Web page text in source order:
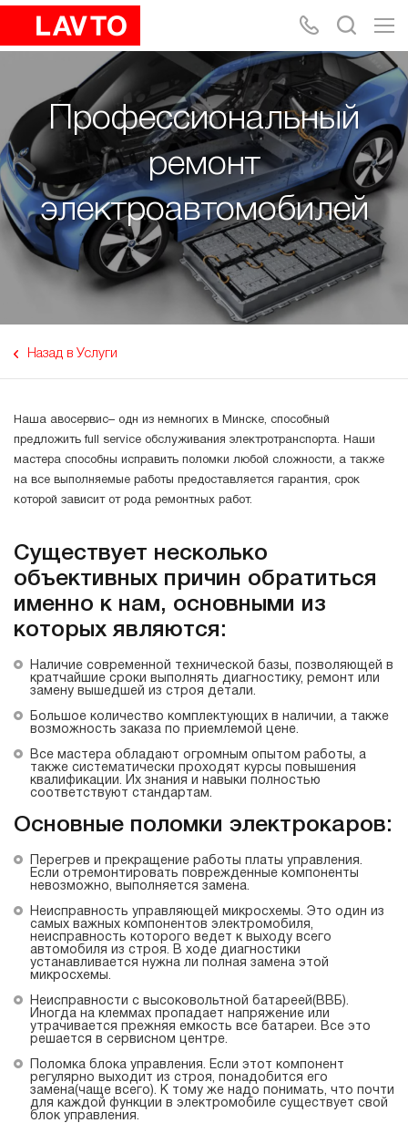
Профессиональный
ремонт
электроавтомобилей
Назад в Услуги
Наша авосервис– одн из немногих в Минске, способный
предложить full service обслуживания электротранспорта. Наши
мастера способны исправить поломки любой сложности, а также
на все выполняемые работы предоставляется гарантия, срок
которой зависит от рода ремонтных работ.
Существует несколько
объективных причин обратиться
именно к нам, основными из
которых являются:
Наличие современной технической базы, позволяющей в
кратчайшие сроки выполнять диагностику, ремонт или
замену вышедшей из строя детали.
Большое количество комплектующих в наличии, а также
возможность заказа по приемлемой цене.
Все мастера обладают огромным опытом работы, а
также систематически проходят курсы повышения
квалификации. Их знания и навыки полностью
соответствуют стандартам.
Основные поломки электрокаров:
Перегрев и прекращение работы платы управления.
Если отремонтировать поврежденные компоненты
невозможно, выполняется замена.
Неисправность управляющей микросхемы. Это один из
самых важных компонентов электромобиля,
неисправность которого ведет к выходу всего
автомобиля из строя. В ходе диагностики
устанавливается нужна ли полная замена этой
микросхемы.
Неисправности с высоковольтной батареей(ВВБ).
Иногда на клеммах пропадает напряжение или
утрачивается прежняя емкость все батареи. Все это
решается в сервисном центре.
Поломка блока управления. Если этот компонент
регулярно выходит из строя, понадобится его
замена(чаще всего). К тому же надо понимать, что почти
для каждой функции в электромобиле существует свой
блок управления.